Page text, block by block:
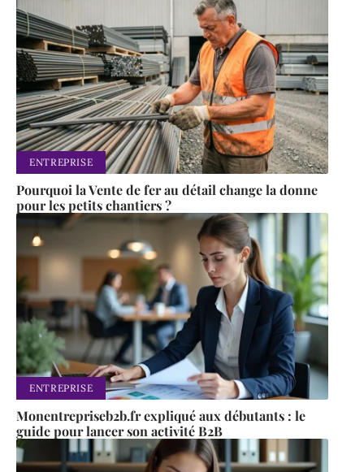
ENTREPRISE
Pourquoi la Vente de fer au détail change la donne
pour les petits chantiers ?
ENTREPRISE
Monentrepriseb2b.fr expliqué aux débutants : le
guide pour lancer son activité B2B